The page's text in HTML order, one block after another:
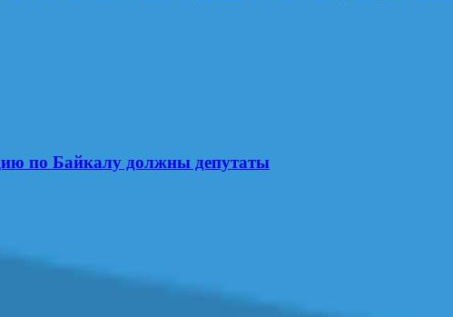
по Байкалу должны депутаты